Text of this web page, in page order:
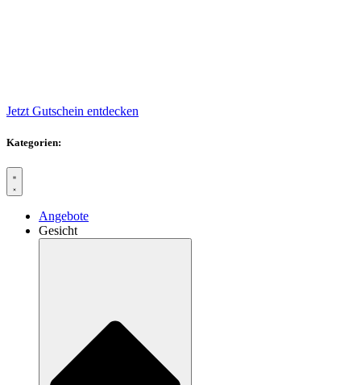
Jetzt Gutschein entdecken
Kategorien:
Angebote
Gesicht